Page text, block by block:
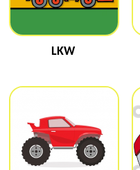
LKW